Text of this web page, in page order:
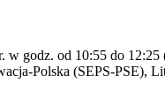
godz. od 10:55 do
Polska (SEPS-PSE),